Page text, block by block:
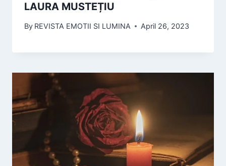
LAURA MUSTEȚIU
By REVISTA EMOTII SI LUMINA April 26, 2023